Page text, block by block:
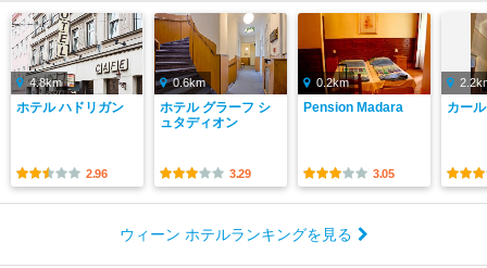
4.8km
ホテル ハドリガン
2.96
0.6km
ホテル グラーフ シ
ュタディオン
3.29
0.2km
Pension Madara
3.05
カー
ウィーン ホテルランキングを見る